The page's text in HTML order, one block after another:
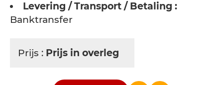
Levering / Transport / Betaling :
Banktransfer
Prijs : Prijs in overleg